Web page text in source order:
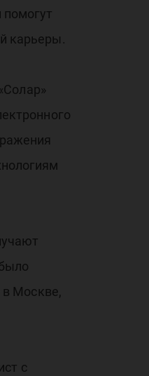
карьеры.
в Москве,
с